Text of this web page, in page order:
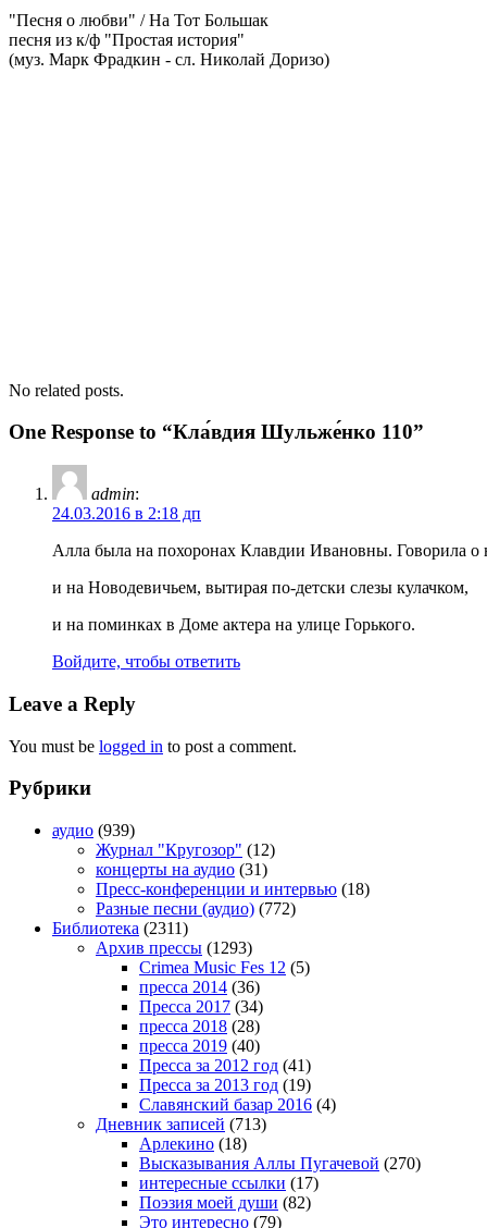
"Песня о любви" / На Тот Большак
песня из к/ф "Простая история"
(муз. Марк Фрадкин - сл. Николай Доризо)
No related posts.
One Response to “Кла́вдия Шульже́нко 110”
admin:
24.03.2016 в 2:18 дп
Алла была на похоронах Клавдии Ивановны. Говорила о
и на Новодевичьем, вытирая по-детски слезы кулачком,
и на поминках в Доме актера на улице Горького.
Войдите, чтобы ответить
Leave a Reply
You must be logged in to post a comment.
Рубрики
аудио (939)
Журнал "Кругозор" (12)
концерты на аудио (31)
Пресс-конференции и интервью (18)
Разные песни (аудио) (772)
Библиотека (2311)
Архив прессы (1293)
Crimea Music Fes 12 (5)
пресса 2014 (36)
Пресса 2017 (34)
пресса 2018 (28)
пресса 2019 (40)
Пресса за 2012 год (41)
Пресса за 2013 год (19)
Славянский базар 2016 (4)
Дневник записей (713)
Арлекино (18)
Высказывания Аллы Пугачевой (270)
интересные ссылки (17)
Поэзия моей души (82)
Это интересно (79)